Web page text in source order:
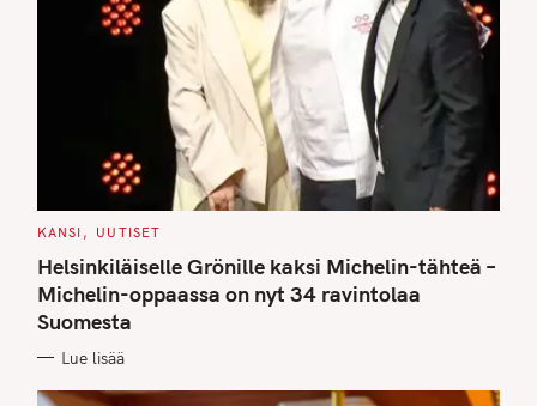
C
T
E
G
O
R
I
S
KANSI UUTISET
Helsinkiläiselle Grönille kaksi Michelin-tähteä –
Michelin-oppaassa on nyt 34 ravintolaa
Suomesta
Lue lisää